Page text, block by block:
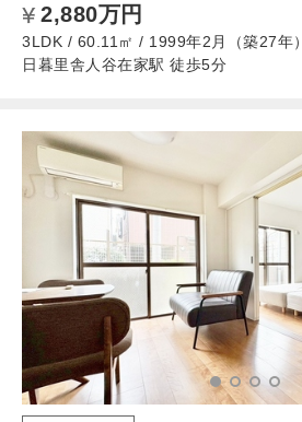
2,880万円
3LDK / 60.11㎡ / 1999年2月（築27年）
日暮里舎人谷在家駅 徒歩5分